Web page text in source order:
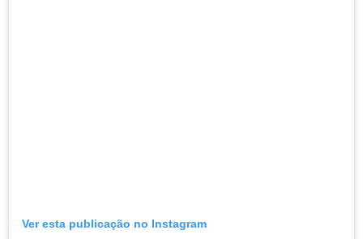
Ver esta publicação no Instagram